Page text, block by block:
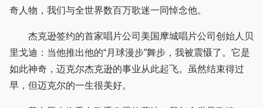
奇人物，我们与全世界数百万歌迷一同悼念他。
杰克逊签约的首家唱片公司美国摩城唱片公司创始人贝
里戈迪：当他推出他的“月球漫步”舞步，我被震慑了。它是
如此神奇，迈克尔杰克逊的事业从此起飞。虽然结束得过
早，但迈克尔的一生很美好。